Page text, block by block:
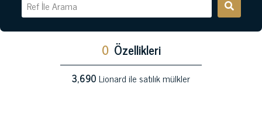
0 Özellikleri
3,690Lionard ile satılık mülkler